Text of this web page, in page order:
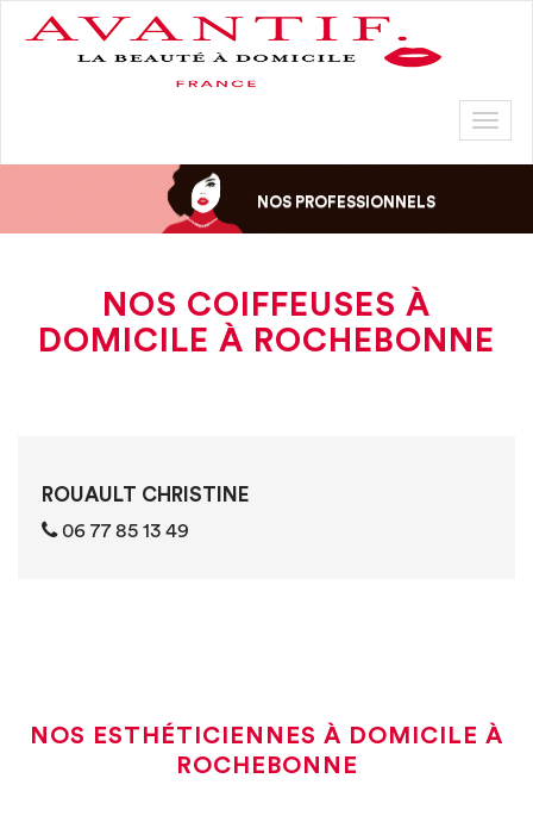
NOS PROFESSIONNELS
NOS COIFFEUSES À
DOMICILE À ROCHEBONNE
ROUAULT CHRISTINE
06 77 85 13 49
NOS ESTHÉTICIENNES À DOMICILE À
ROCHEBONNE